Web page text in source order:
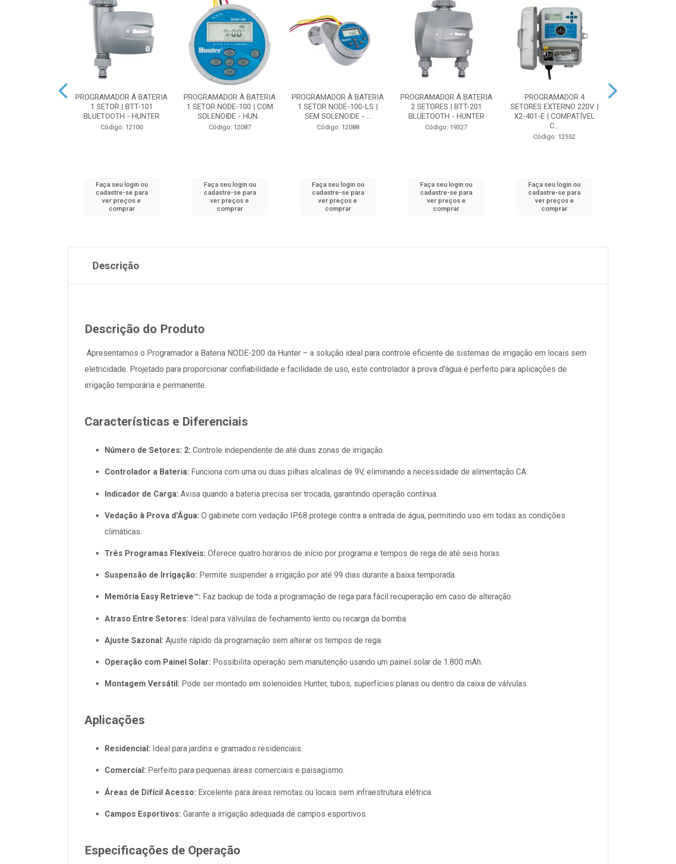
PROGRAMADOR À BATERIA
1 SETOR | BTT-101
BLUETOOTH - HUNTER
Código: 12100
Faça seu login ou
cadastre-se para
ver preços e
comprar
PROGRAMADOR À BATERIA
1 SETOR NODE-100 | COM
SOLENOIDE - HUN...
Código: 12087
Faça seu login ou
cadastre-se para
ver preços e
comprar
PROGRAMADOR À BATERIA
1 SETOR NODE-100-LS |
SEM SOLENOIDE - ...
Código: 12088
Faça seu login ou
cadastre-se para
ver preços e
comprar
PROGRAMADOR À BATERIA
2 SETORES | BTT-201
BLUETOOTH - HUNTER
Código: 19327
Faça seu login ou
cadastre-se para
ver preços e
comprar
PROGRAMADOR 4
SETORES EXTERNO 220V |
X2-401-E | COMPATÍVEL
C...
Código: 12552
Faça seu login ou
cadastre-se para
ver preços e
comprar
Descrição
Descrição do Produto
Apresentamos o Programador a Bateria NODE-200 da Hunter – a solução ideal para controle eficiente de sistemas de irrigação em locais sem
eletricidade. Projetado para proporcionar confiabilidade e facilidade de uso, este controlador à prova d'água é perfeito para aplicações de
irrigação temporária e permanente.
Características e Diferenciais
Número de Setores: 2: Controle independente de até duas zonas de irrigação.
Controlador a Bateria: Funciona com uma ou duas pilhas alcalinas de 9V, eliminando a necessidade de alimentação CA.
Indicador de Carga: Avisa quando a bateria precisa ser trocada, garantindo operação contínua.
Vedação à Prova d'Água: O gabinete com vedação IP68 protege contra a entrada de água, permitindo uso em todas as condições
climáticas.
Três Programas Flexíveis: Oferece quatro horários de início por programa e tempos de rega de até seis horas.
Suspensão de Irrigação: Permite suspender a irrigação por até 99 dias durante a baixa temporada.
Memória Easy Retrieve™: Faz backup de toda a programação de rega para fácil recuperação em caso de alteração.
Atraso Entre Setores: Ideal para válvulas de fechamento lento ou recarga da bomba.
Ajuste Sazonal: Ajuste rápido da programação sem alterar os tempos de rega.
Operação com Painel Solar: Possibilita operação sem manutenção usando um painel solar de 1.800 mAh.
Montagem Versátil: Pode ser montado em solenoides Hunter, tubos, superfícies planas ou dentro da caixa de válvulas.
Aplicações
Residencial: Ideal para jardins e gramados residenciais.
Comercial: Perfeito para pequenas áreas comerciais e paisagismo.
Áreas de Difícil Acesso: Excelente para áreas remotas ou locais sem infraestrutura elétrica.
Campos Esportivos: Garante a irrigação adequada de campos esportivos.
Especificações de Operação